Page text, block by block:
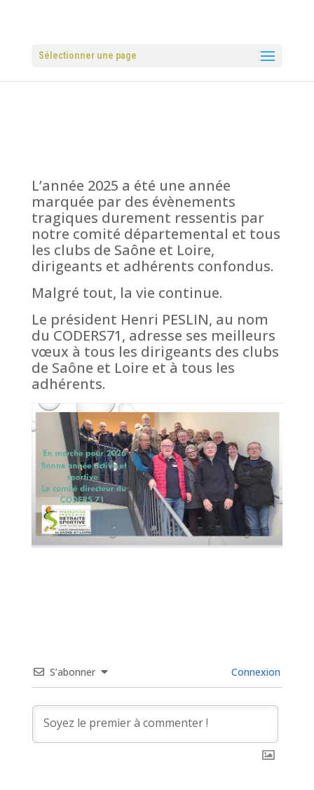
Sélectionner une page
L’année 2025 a été une année
marquée par des évènements
tragiques durement ressentis par
notre comité départemental et tous
les clubs de Saône et Loire,
dirigeants et adhérents confondus.
Malgré tout, la vie continue.
Le président Henri PESLIN, au nom
du CODERS71, adresse ses meilleurs
vœux à tous les dirigeants des clubs
de Saône et Loire et à tous les
adhérents.
S’abonner Connexion